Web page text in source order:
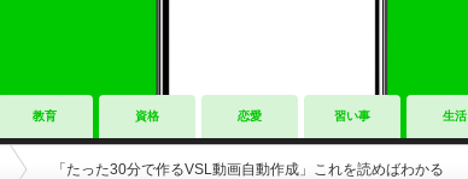
教育 資格 恋愛 習い事 生活
「たった30分で作るVSL動画自動作成」これを読めばわかる